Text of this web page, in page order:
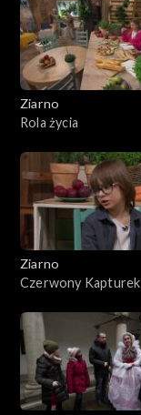
Ziarno
Rola życia
Ziarno
Czerwony Kapturek